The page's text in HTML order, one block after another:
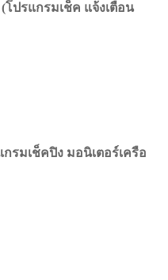
(โปรแกรมเช็ค แจ้งเตือน
กรมเช็คปิง มอนิเตอร์เครือ